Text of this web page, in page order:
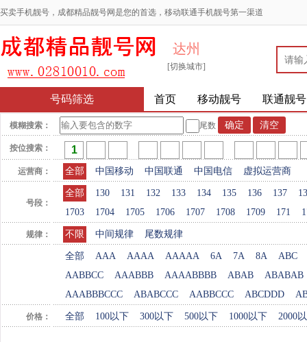
买卖手机靓号，成都精品靓号网是您的首选，移动联通手机靓号第一渠道
达州
[切换城市]
号码筛选 首页 移动靓号 联通靓号
模糊搜索： 尾数
按位搜索：
运营商： 全部 中国移动 中国联通 中国电信 虚拟运营商
号段：
全部 130 131 132 133 134 135 136 137
1703
1704 1705 1706 1707 1708 1709 171
规律： 不限 中间规律 尾数规律
全部 AAA AAAA AAAAA 6A 7A 8A
ABC
AABBCC
AAABBB AAAABBBB ABAB
ABABAB
AAABBBCCC
ABABCCC AABBCCC ABCDDD
价格： 全部 100以下 300以下 500以下 1000以下 2000